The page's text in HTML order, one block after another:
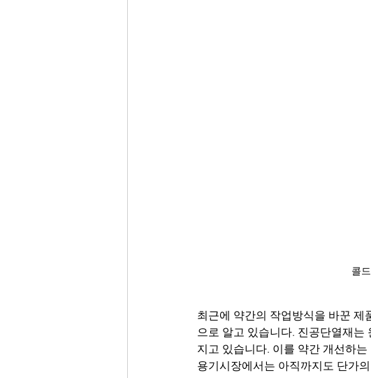
콜
최근에 약간의 작업방식을 바꾼 제
으로 알고 있습니다. 진공단열재는
지고 있습니다. 이를 약간 개선하
용기시장에서는 아직까지도 단가